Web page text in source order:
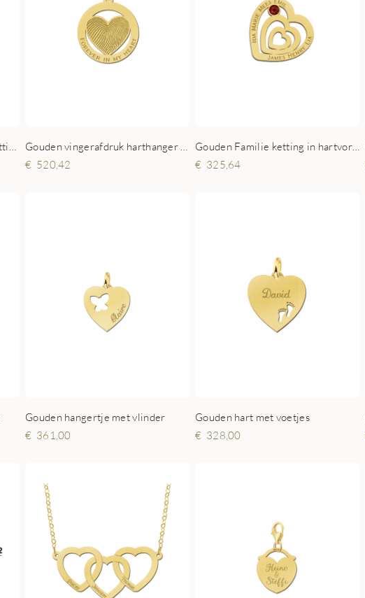
520,42
Gouden Familie ketting in hartvorm met geboortesteen
325,64
Gouden hangertje met vlinder
361,00
Gouden hart met voetjes
328,00